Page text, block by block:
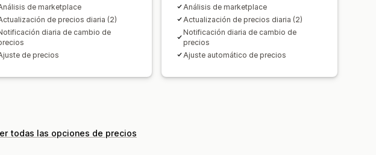
de marketplace
de precios diaria (2)
diaria de cambio de
de precios
Análisis de marketplace
Actualización de precios diaria (2)
Notificación diaria de cambio de
precios
Ajuste automático de precios
todas las opciones de precios